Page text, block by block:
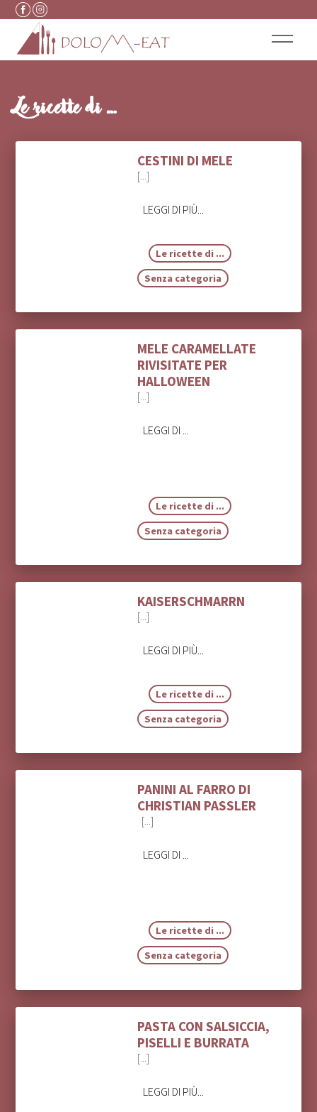
Vai al contenuto
Le ricette di …
CESTINI DI MELE
[...]
LEGGI DI PIÙ...
Le ricette di ...
Senza categoria
MELE CARAMELLATE
RIVISITATE PER
HALLOWEEN
[...]
LEGGI DI ...
Le ricette di ...
Senza categoria
KAISERSCHMARRN
[...]
LEGGI DI PIÙ...
Le ricette di ...
Senza categoria
PANINI AL FARRO DI
CHRISTIAN PASSLER
[...]
LEGGI DI ...
Le ricette di ...
Senza categoria
PASTA CON SALSICCIA,
PISELLI E BURRATA
[...]
LEGGI DI PIÙ...